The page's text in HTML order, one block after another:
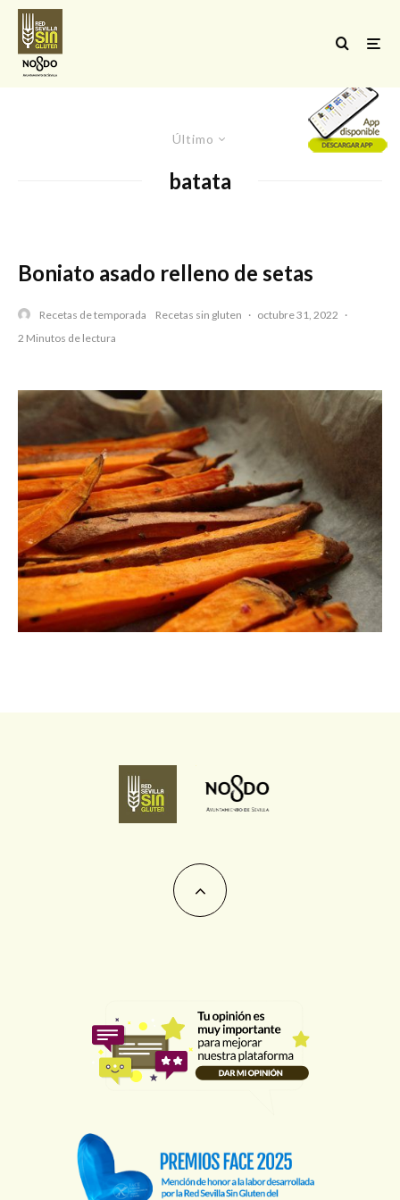
Último
batata
Boniato asado relleno de setas
Recetas de temporada Recetas sin gluten · octubre 31, 2022 ·
2 Minutos de lectura